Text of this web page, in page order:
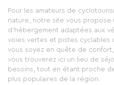
Pour les amateurs de
nature, notre site vous propose
d'hébergement adaptées aux
voies vertes et pistes cyclables
vous soyez en quête de
vous trouverez ici un lieu de
besoins, tout en étant proche
plus populaires de la région.